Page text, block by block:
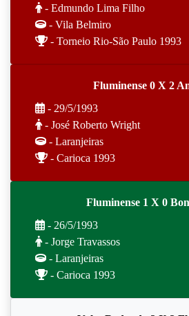
- Edmundo Lima Filho
- Vila Belmiro
- Torneio Rio-São Paulo 1993
Fluminense 0 X 2
- 29/5/1993
- José Roberto Wright
- Laranjeiras
- Carioca 1993
Fluminense 1 X 0
- 26/5/1993
- Jorge Travassos
- Laranjeiras
- Carioca 1993